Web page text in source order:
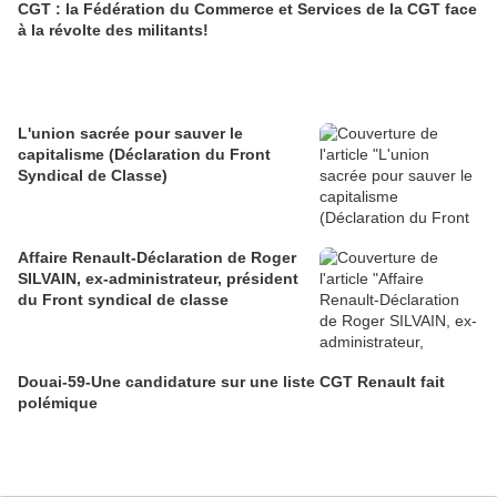
CGT : la Fédération du Commerce et Services de la CGT face
à la révolte des militants!
L'union sacrée pour sauver le
capitalisme (Déclaration du Front
Syndical de Classe)
Affaire Renault-Déclaration de Roger
SILVAIN, ex-administrateur, président
du Front syndical de classe
Douai-59-Une candidature sur une liste CGT Renault fait
polémique